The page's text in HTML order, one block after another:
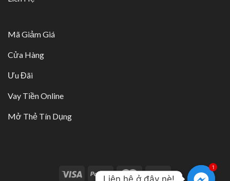
Mã Giảm Giá
Cửa Hàng
Ưu Đãi
Vay Tiền Online
Mở Thẻ Tín Dụng
1
Liên hệ ở đây nè!
Liên hệ ở đây nè!